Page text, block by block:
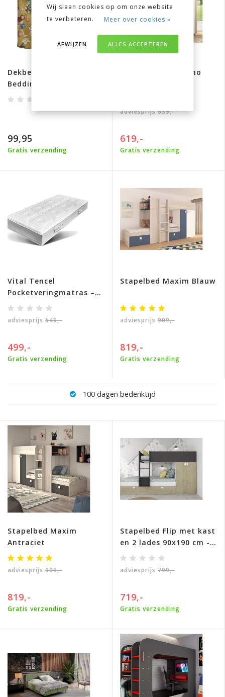
Dekbedovertrek
Beddinghouse x Van
Gogh Museum Partout
99,95
Gratis verzending
Halfhoogslaper Pino
adviesprijs 639,-
619,-
Gratis verzending
Vital Tencel
Pocketveringmatras –
Soft, Medium of Firm –
24 cm
adviesprijs 549,-
499,-
Gratis verzending
Stapelbed Maxim Blauw
adviesprijs 909,-
819,-
Gratis verzending
100 dagen bedenktijd
Stapelbed Maxim
Antraciet
adviesprijs 909,-
819,-
Gratis verzending
Stapelbed Flip met kast
en 2 lades 90x190 cm -
Witgrenen/ antraciet
adviesprijs 799,-
719,-
Gratis verzending
Wij slaan cookies op om onze website
te verbeteren.
Meer over cookies »
ALLES ACCEPTEREN
AFWIJZEN